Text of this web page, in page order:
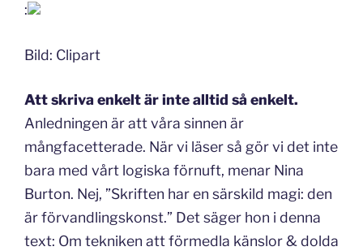
:
Bild: Clipart
Att skriva enkelt är inte alltid så enkelt.
Anledningen är att våra sinnen är
mångfacetterade. När vi läser så gör vi det inte
bara med vårt logiska förnuft, menar Nina
Burton. Nej, ”Skriften har en särskild magi: den
är förvandlingskonst.” Det säger hon i denna
text: Om tekniken att förmedla känslor & dolda